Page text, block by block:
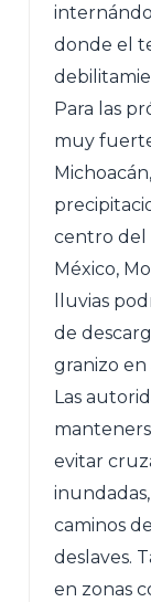
donde el
Para las
muy
centro del
México,
lluvias
de
granizo
Las
evitar
caminos
deslaves.
en zonas